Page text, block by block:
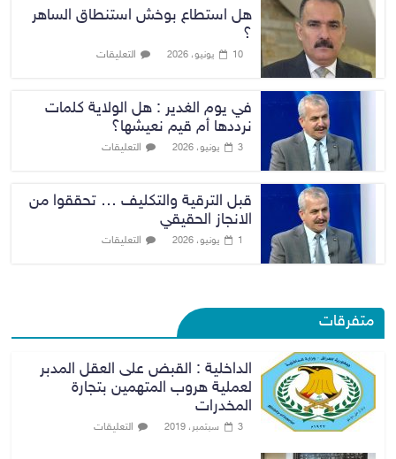
هل استطاع بوخش استنطاق الساهر
؟
10 يونيو، 2026 التعليقات
في يوم الغدير : هل الولاية كلمات
نرددها أم قيم نعيشها؟
3 يونيو، 2026 التعليقات
قبل الترقية والتكليف … تحققوا من
الانجاز الحقيقي
1 يونيو، 2026 التعليقات
متفرقات
الداخلية : القبض على العقل المدبر
لعملية هروب المتهمين بتجارة
المخدرات
3 سبتمبر، 2019 التعليقات